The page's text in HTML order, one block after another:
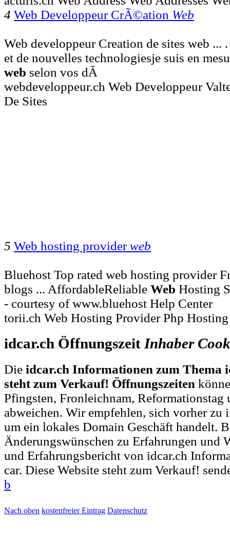
4 Web Developpeur CrÃ©ation Web
Web developpeur Creation de sites web
et de nouvelles technologiesje suis en
web selon vos dÃ
webdeveloppeur.ch Web Developpeur
De Sites
5 Web hosting providerweb
Bluehost Top rated web hosting provider
blogs ... AffordableReliable Web Hosting
- courtesy of www.bluehost Help Center
torii.ch Web Hosting Provider Php
idcar.ch Öffnungszeit Inhaber
Die idcar.ch Informationen zum Thema
steht zum Verkauf! Öffnungszeiten
Pfingsten, Fronleichnam,
abweichen. Wir empfehlen, sich vorher zu
um ein lokales Domain Geschäft handelt.
Änderungswünschen zu Erfahrungen und
und Erfahrungsbericht von idcar.ch
car. Diese Website steht zum Verkauf!
b
Nach oben kostenfreier Eintrag Datenschutz